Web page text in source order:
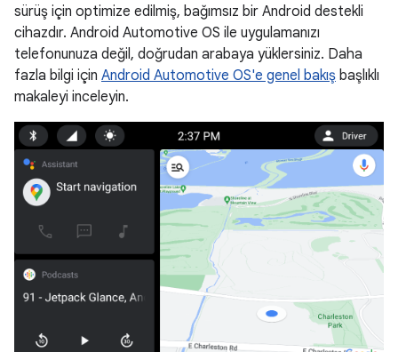
sürüş için optimize edilmiş, bağımsız bir Android destekli
cihazdır. Android Automotive OS ile uygulamanızı
telefonunuza değil, doğrudan arabaya yüklersiniz. Daha
fazla bilgi için Android Automotive OS'e genel bakış başlıklı
makaleyi inceleyin.